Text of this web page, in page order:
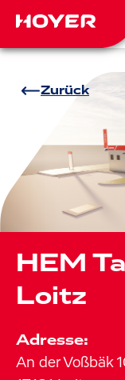
Zurück
HEM
Loitz
Adresse:
An der Voßbäk